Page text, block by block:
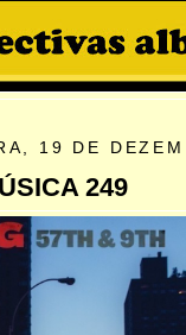
19 DE
249